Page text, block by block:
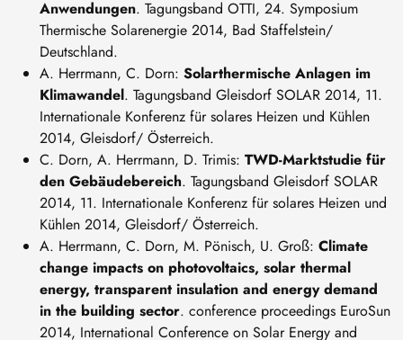
Anwendungen. Tagungsband OTTI, 24. Symposium
Thermische Solarenergie 2014, Bad Staffelstein/
Deutschland.
A. Herrmann, C. Dorn: Solarthermische Anlagen im
Klimawandel. Tagungsband Gleisdorf SOLAR 2014, 11.
Internationale Konferenz für solares Heizen und Kühlen
2014, Gleisdorf/ Österreich.
C. Dorn, A. Herrmann, D. Trimis: TWD-Marktstudie für
den Gebäudebereich. Tagungsband Gleisdorf SOLAR
2014, 11. Internationale Konferenz für solares Heizen und
Kühlen 2014, Gleisdorf/ Österreich.
A. Herrmann, C. Dorn, M. Pönisch, U. Groß: Climate
change impacts on photovoltaics, solar thermal
energy, transparent insulation and energy demand
in the building sector. conference proceedings EuroSun
2014, International Conference on Solar Energy and